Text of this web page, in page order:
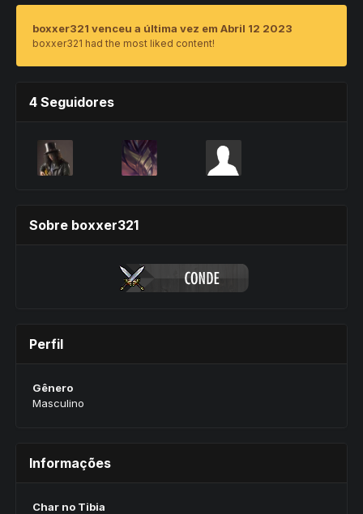
boxxer321 venceu a última vez em Abril 12 2023
boxxer321 had the most liked content!
4 Seguidores
Sobre boxxer321
Perfil
Gênero
Masculino
Informações
Char no Tibia